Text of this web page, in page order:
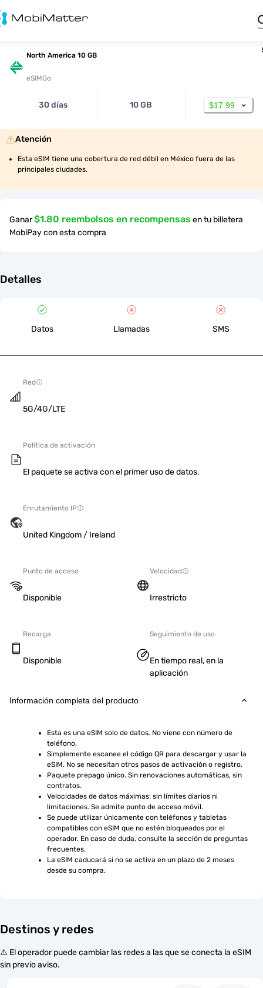
North America 10 GB
eSIMGo
30 días 10 GB $17.99
Atención
Esta eSIM tiene una cobertura de red débil en México fuera de las
principales ciudades.
Ganar$1.80 reembolsos en recompensas en tu billetera
MobiPay con esta compra
Detalles
Datos Llamadas SMS
Red
5G/4G/LTE
Política de activación
El paquete se activa con el primer uso de datos.
Enrutamiento IP
United Kingdom / Ireland
Punto de acceso
Disponible
Velocidad
Irrestricto
Recarga
Disponible
Seguimiento de uso
En tiempo real, en la
aplicación
Información completa del producto
Esta es una eSIM solo de datos. No viene con número de
teléfono.
Simplemente escanee el código QR para descargar y usar la
eSIM. No se necesitan otros pasos de activación o registro.
Paquete prepago único. Sin renovaciones automáticas, sin
contratos.
Velocidades de datos máximas: sin límites diarios ni
limitaciones. Se admite punto de acceso móvil.
Se puede utilizar únicamente con teléfonos y tabletas
compatibles con eSIM que no estén bloqueados por el
operador. En caso de duda, consulte la sección de preguntas
frecuentes.
La eSIM caducará si no se activa en un plazo de 2 meses
desde su compra.
Destinos y redes
⚠️ El operador puede cambiar las redes a las que se conecta la eSIM
sin previo aviso.